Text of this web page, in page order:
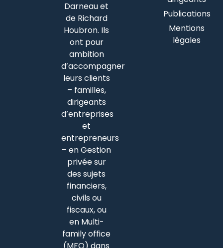
Darneau et
de Richard
Houbron. Ils
ont pour
ambition
d’accompagner
leurs clients
– familles,
dirigeants
d’entreprises
et
entrepreneurs
– en Gestion
privée sur
des sujets
financiers,
civils ou
fiscaux, ou
en Multi-
family office
(MFO) dans
Publications
Mentions
légales